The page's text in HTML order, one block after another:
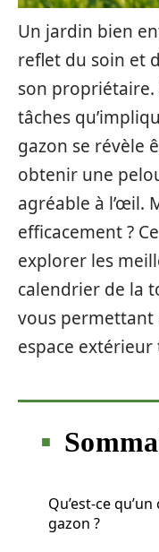
Un jardin bien
reflet du soin et
son
tâches
gazon se révèle
obtenir une
agréable à l’œil.
efficacement ?
explorer les
calendrier de la
vous permettant
espace extérieur
Qu’est-ce
gazon ?